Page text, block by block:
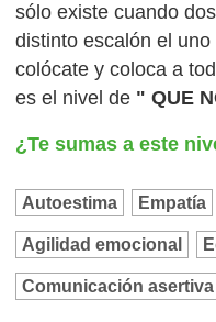
sólo existe cuando
distinto escalón el
colócate y coloca a
es el nivel de " QUE
¿Te sumas a este
Autoestima Empatía
Agilidad emocional
Comunicación asertiva